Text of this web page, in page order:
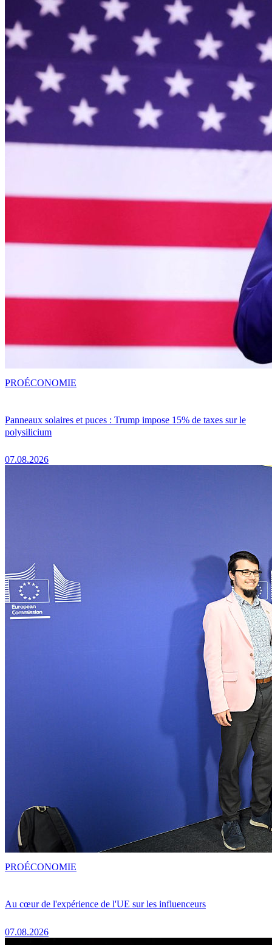
Panneaux solaires et puces : Trump impose 15% de taxes sur le
polysilicium
07.08.2026
PROÉCONOMIE
Au cœur de l'expérience de l'UE sur les influenceurs
07.08.2026
PROÉCONOMIE